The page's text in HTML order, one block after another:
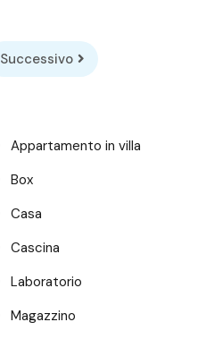
Successivo
Appartamento in villa
Box
Casa
Cascina
Laboratorio
Magazzino